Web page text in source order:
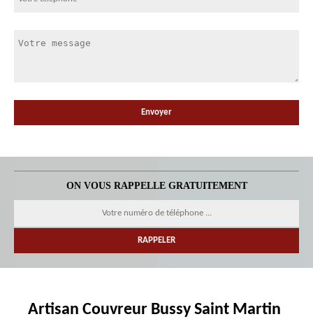
ON VOUS RAPPELLE GRATUITEMENT
Artisan Couvreur Bussy Saint Martin